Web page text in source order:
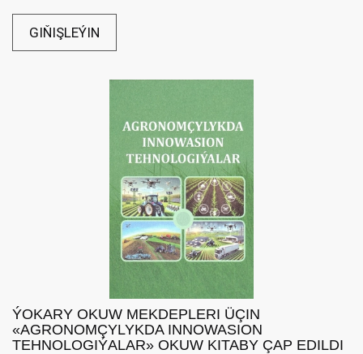
GIŇIŞLEÝIN
ÝOKARY OKUW MEKDEPLERI ÜÇIN
«AGRONOMÇYLYKDA INNOWASION
TEHNOLOGIÝALAR» OKUW KITABY ÇAP EDILDI